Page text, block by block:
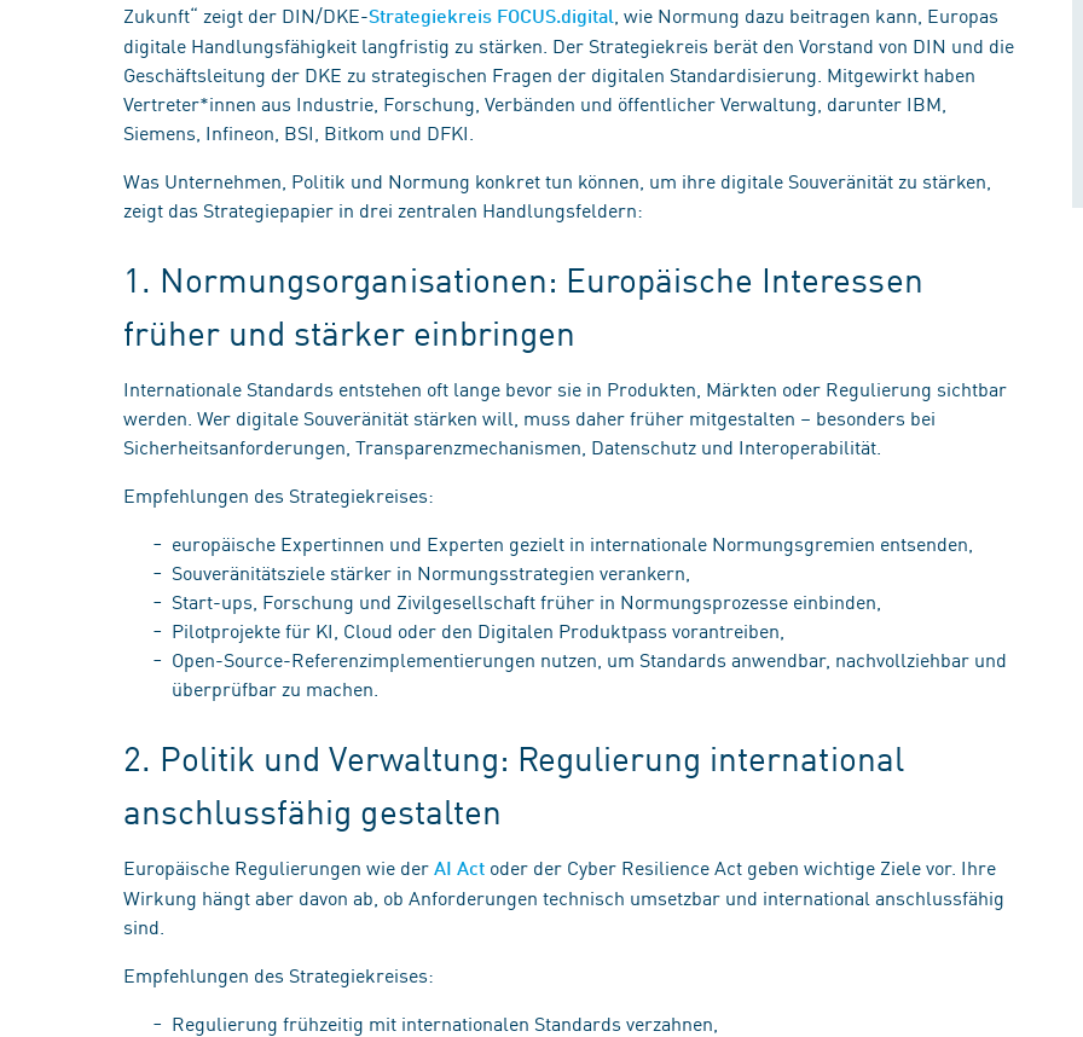
Zukunft“ zeigt der DIN/DKE-Strategiekreis FOCUS.digital , wie Normung dazu beitragen kann, Europas
digitale Handlungsfähigkeit langfristig zu stärken. Der Strategiekreis berät den Vorstand von DIN und die
Geschäftsleitung der DKE zu strategischen Fragen der digitalen Standardisierung. Mitgewirkt haben
Vertreter*innen aus Industrie, Forschung, Verbänden und öffentlicher Verwaltung, darunter IBM,
Siemens, Infineon, BSI, Bitkom und DFKI.
Was Unternehmen, Politik und Normung konkret tun können, um ihre digitale Souveränität zu stärken,
zeigt das Strategiepapier in drei zentralen Handlungsfeldern:
1. Normungsorganisationen: Europäische Interessen
früher und stärker einbringen
Internationale Standards entstehen oft lange bevor sie in Produkten, Märkten oder Regulierung sichtbar
werden. Wer digitale Souveränität stärken will, muss daher früher mitgestalten – besonders bei
Sicherheitsanforderungen, Transparenzmechanismen, Datenschutz und Interoperabilität.
Empfehlungen des Strategiekreises:
europäische Expertinnen und Experten gezielt in internationale Normungsgremien entsenden,
Souveränitätsziele stärker in Normungsstrategien verankern,
Start-ups, Forschung und Zivilgesellschaft früher in Normungsprozesse einbinden,
Pilotprojekte für KI, Cloud oder den Digitalen Produktpass vorantreiben,
Open-Source-Referenzimplementierungen nutzen, um Standards anwendbar, nachvollziehbar und
überprüfbar zu machen.
2. Politik und Verwaltung: Regulierung international
anschlussfähig gestalten
Europäische Regulierungen wie der AI Act oder der Cyber Resilience Act geben wichtige Ziele vor. Ihre
Wirkung hängt aber davon ab, ob Anforderungen technisch umsetzbar und international anschlussfähig
sind.
Empfehlungen des Strategiekreises:
Regulierung frühzeitig mit internationalen Standards verzahnen,